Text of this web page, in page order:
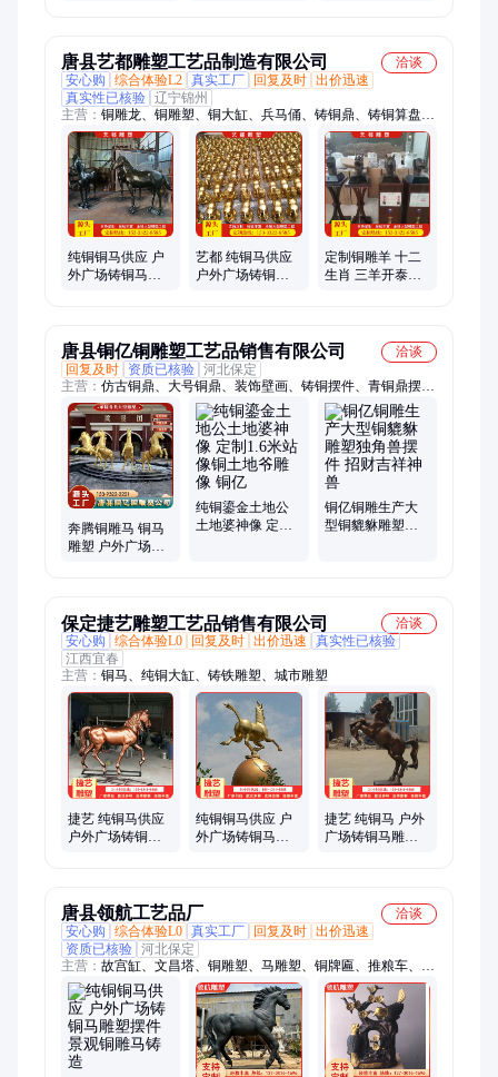
唐县艺都雕塑工艺品制造有限公司
洽谈
安心购
综合体验L2 真实工厂 回复及时 出价迅速
真实性已核验 辽宁锦州
主营： 铜雕龙、铜雕塑、铜大缸、兵马俑、铸铜鼎、铸铜算盘、
户外摆件、浑天仪、浴佛盆、菩提镜、青铜鼎、香炉雕塑、铸铁
供桌、仿古供桌、动物摆件、浮雕壁画、三清神像、人物雕塑、
雕塑摆件、宝塔雕塑、麒麟貔貅雕塑、景观摆件、铜雕门狮、现
代雕塑、大型纯铜
纯铜铜马供应 户
外广场铸铜马雕
艺都 纯铜马供应
户外广场铸铜马
定制铜雕羊 十二
生肖 三羊开泰工
唐县铜亿铜雕塑工艺品销售有限公司
洽谈
回复及时
资质已核验 河北保定
主营： 仿古铜鼎、大号铜鼎、装饰壁画、铸铜摆件、青铜鼎摆
件、铜香炉摆件、仿古四足方鼎、铸造古三足圆鼎
奔腾铜雕马 铜马
雕塑 户外广场铸
纯铜鎏金土地公
土地婆神像 定制
铜亿铜雕生产大
型铜貔貅雕塑独
保定捷艺雕塑工艺品销售有限公司
洽谈
安心购
综合体验L0 回复及时 出价迅速
真实性已核验
江西宜春
主营： 铜马、纯铜大缸、铸铁雕塑、城市雕塑
捷艺 纯铜马供应
户外广场铸铜马
纯铜铜马供应 户
外广场铸铜马雕
捷艺 纯铜马 户外
广场铸铜马雕塑
唐县领航工艺品厂
洽谈
安心购
综合体验L0 真实工厂 回复及时 出价迅速
资质已核验 河北保定
主营： 故宫缸、文昌塔、铜雕塑、马雕塑、铜牌匾、推粮车、聚
宝盆、铜佛像、纯铜钟、针灸人、酥油灯、铜塔炉、舍利塔、燕
雕塑、铜摆件、青铜器、铜门槛、铜喷泉、工艺品、铜浮雕、风
水球、铜麒麟、铜雕像、铜大缸、景观塔